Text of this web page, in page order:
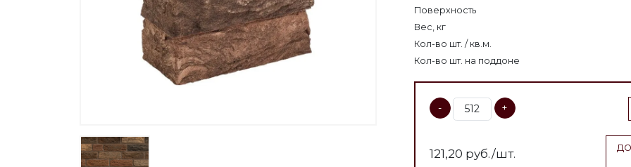
Поверхность
Вес, кг
Кол-во шт. / кв.м.
Кол-во шт. на поддоне
- +
121,20 руб./шт.